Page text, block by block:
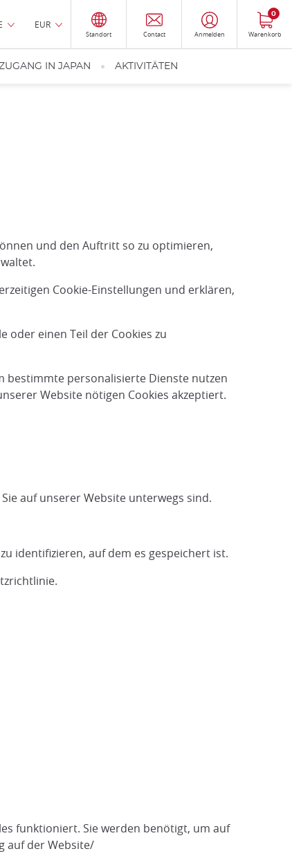
EUR
Standort Contact Anmelden Warenkorb
0
IN JAPAN AKTIVITÄTEN
und den Auftritt so zu optimieren,
Cookie-Einstellungen und erklären,
oder einen Teil der Cookies zu
bestimmte personalisierte Dienste nutzen
Website nötigen Cookies akzeptiert.
auf unserer Website unterwegs sind.
identifizieren, auf dem es gespeichert ist.
funktioniert. Sie werden benötigt, um auf
auf der Website/